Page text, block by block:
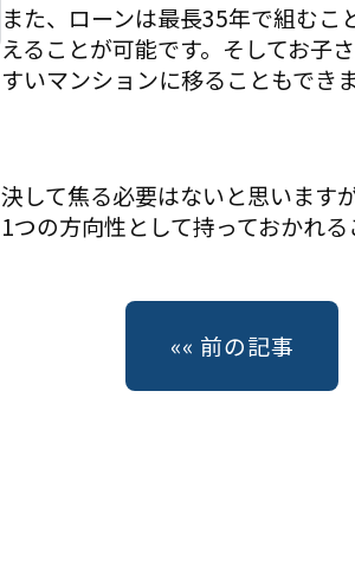
また、ローンは最長35年で組む
えることが可能です。そしてお子
すいマンションに移ることもできま
決して焦る必要はないと思います
1つの方向性として持っておかれる
«« 前の記事